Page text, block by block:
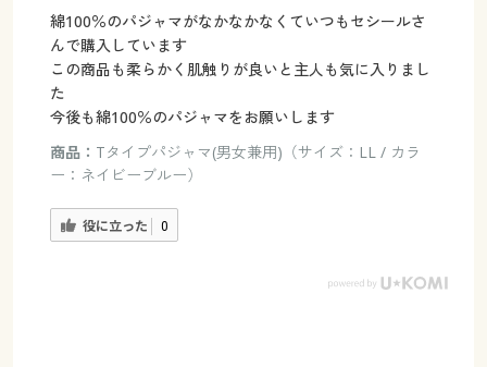
綿100％のパジャマがなかなかなくていつもセシールさ
んで購入しています
この商品も柔らかく肌触りが良いと主人も気に入りまし
た
今後も綿100％のパジャマをお願いします
商品： Tタイプパジャマ(男女兼用)（サイズ：LL / カラ
ー：ネイビーブルー）
役に立った 0